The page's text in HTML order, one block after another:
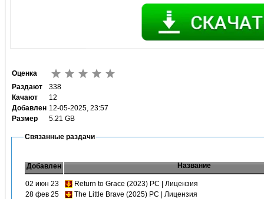
Оценка
Раздают
338
Качают
12
Добавлен 12-05-2025, 23:57
Размер
5.21 GB
Связанные раздачи
Добавлен Название
02 июн 23
Return to Grace (2023) PC | Лицензия
28 фев 25
The Little Brave (2025) PC | Лицензия